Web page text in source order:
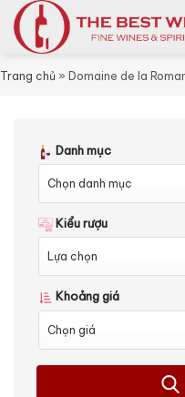
Skip
to
content
Trang chủ » Domaine de la
Danh mục
Kiểu rượu
Khoảng giá